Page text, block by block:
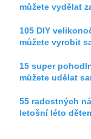
můžete vydělat
105 DIY
můžete vyrobit
15 super
můžete udělat
55 radostných
letošní léto